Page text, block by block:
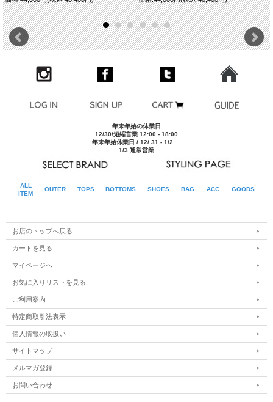
年末年始の休業日
12/30/短縮営業 12:00 - 18:00
年末年始休業日 / 12/ 31 - 1/2
1/3 通常営業
ALL
ITEM
OUTER TOPS BOTTOMS SHOES BAG ACC GOODS
お店のトップへ戻る
カートを見る
マイページへ
お気に入りリストを見る
ご利用案内
特定商取引法表示
個人情報の取扱い
サイトマップ
メルマガ登録
お問い合わせ